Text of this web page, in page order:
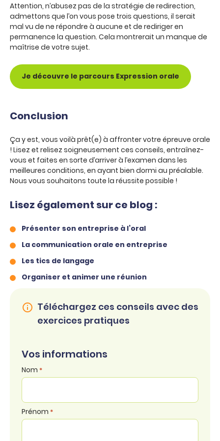
Attention, n’abusez pas de la stratégie de redirection,
admettons que l’on vous pose trois questions, il serait
mal vu de ne répondre à aucune et de rediriger en
permanence la question. Cela montrerait un manque de
maîtrise de votre sujet.
Je découvre le parcours Expression orale
Conclusion
Ça y est, vous voilà prêt(e) à affronter votre épreuve orale
! Lisez et relisez soigneusement ces conseils, entraînez-
vous et faites en sorte d’arriver à l’examen dans les
meilleures conditions, en ayant bien dormi au préalable.
Nous vous souhaitons toute la réussite possible !
Lisez également sur ce blog :
Présenter son entreprise à l’oral
La communication orale en entreprise
Les tics de langage
Organiser et animer une réunion
Téléchargez ces conseils avec des
exercices pratiques
Vos informations
Nom *
Prénom *